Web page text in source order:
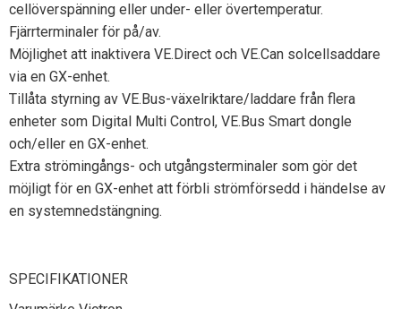
cellöverspänning eller under- eller övertemperatur.
Fjärrterminaler för på/av.
Möjlighet att inaktivera VE.Direct och VE.Can solcellsaddare
via en GX-enhet.
Tillåta styrning av VE.Bus-växelriktare/laddare från flera
enheter som Digital Multi Control, VE.Bus Smart dongle
och/eller en GX-enhet.
Extra strömingångs- och utgångsterminaler som gör det
möjligt för en GX-enhet att förbli strömförsedd i händelse av
en systemnedstängning.
SPECIFIKATIONER